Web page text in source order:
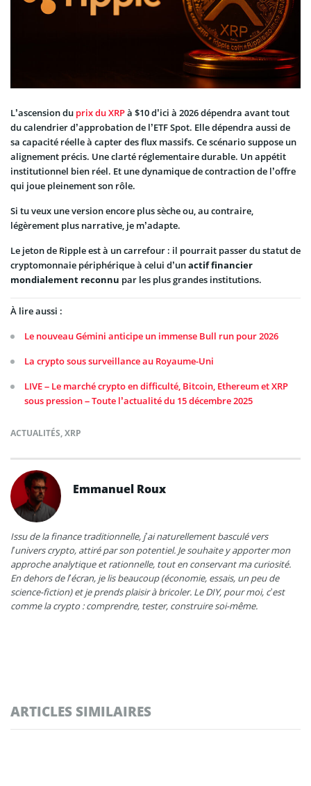
L’ascension du prix du XRPà $10 d’ici à 2026 dépendra avant tout
du calendrier d’approbation de l’ETF Spot. Elle dépendra aussi de
sa capacité réelle à capter des flux massifs. Ce scénario suppose un
alignement précis. Une clarté réglementaire durable. Un appétit
institutionnel bien réel. Et une dynamique de contraction de l’offre
qui joue pleinement son rôle.
Si tu veux une version encore plus sèche ou, au contraire,
légèrement plus narrative, je m’adapte.
Le jeton de Ripple est à un carrefour : il pourrait passer du statut de
cryptomonnaie périphérique à celui d’unactif financier
mondialement reconnu par les plus grandes institutions.
À lire aussi :
Le nouveau Gémini anticipe un immense Bull run pour 2026
La crypto sous surveillance au Royaume-Uni
LIVE – Le marché crypto en difficulté, Bitcoin, Ethereum et XRP
sous pression – Toute l’actualité du 15 décembre 2025
ACTUALITÉS,XRP
Emmanuel Roux
Issu de la finance traditionnelle, j’ai naturellement basculé vers
l’univers crypto, attiré par son potentiel. Je souhaite y apporter mon
approche analytique et rationnelle, tout en conservant ma curiosité.
En dehors de l’écran, je lis beaucoup (économie, essais, un peu de
science-fiction) et je prends plaisir à bricoler. Le DIY, pour moi, c’est
comme la crypto : comprendre, tester, construire soi-même.
ARTICLES SIMILAIRES